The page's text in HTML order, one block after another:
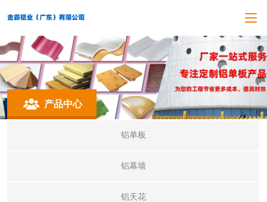
产品中心
铝单板
铝幕墙
铝天花